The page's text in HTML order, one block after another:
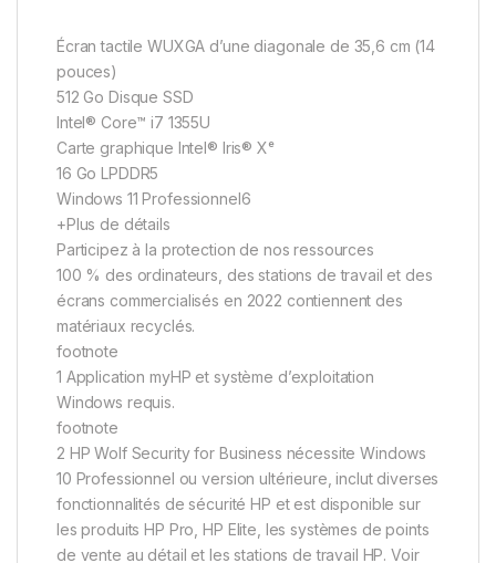
Écran tactile WUXGA d’une diagonale de 35,6 cm (14
pouces)
512 Go Disque SSD
Intel® Core™ i7 1355U
Carte graphique Intel® Iris® Xᵉ
16 Go LPDDR5
Windows 11 Professionnel6
+Plus de détails
Participez à la protection de nos ressources
100 % des ordinateurs, des stations de travail et des
écrans commercialisés en 2022 contiennent des
matériaux recyclés.
footnote
1 Application myHP et système d’exploitation
Windows requis.
footnote
2 HP Wolf Security for Business nécessite Windows
10 Professionnel ou version ultérieure, inclut diverses
fonctionnalités de sécurité HP et est disponible sur
les produits HP Pro, HP Elite, les systèmes de points
de vente au détail et les stations de travail HP. Voir